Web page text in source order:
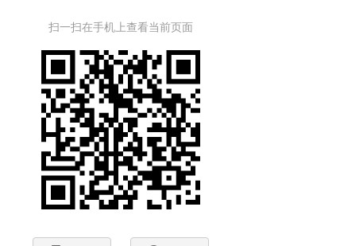
扫一扫在手机上查看当前页面